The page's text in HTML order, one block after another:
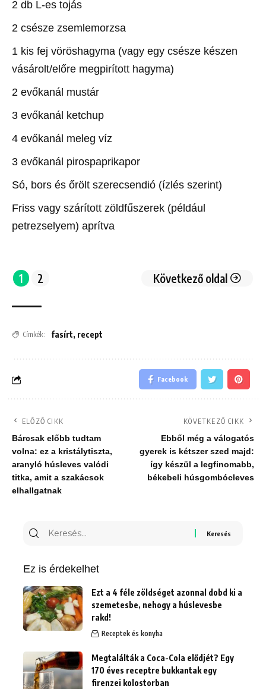
2 db L-es tojás
2 csésze zsemlemorzsa
1 kis fej vöröshagyma (vagy egy csésze készen
vásárolt/előre megpirított hagyma)
2 evőkanál mustár
3 evőkanál ketchup
4 evőkanál meleg víz
3 evőkanál pirospaprikapor
Só, bors és őrölt szerecsendió (ízlés szerint)
Friss vagy szárított zöldfűszerek (például
petrezselyem) aprítva
1 2 Következő oldal
Címkék: fasírt, recept
Facebook
ELŐZŐ CIKK
Bárcsak előbb tudtam
volna: ez a kristálytiszta,
aranyló húsleves valódi
titka, amit a szakácsok
elhallgatnak
KÖVETKEZŐ CIKK
Ebből még a válogatós
gyerek is kétszer szed majd:
így készül a legfinomabb,
békebeli húsgombócleves
Keresés
Ez is érdekelhet
Ezt a 4 féle zöldséget azonnal dobd ki a
szemetesbe, nehogy a húslevesbe
rakd!
Receptek és konyha
Megtalálták a Coca-Cola elődjét? Egy
170 éves receptre bukkantak egy
firenzei kolostorban